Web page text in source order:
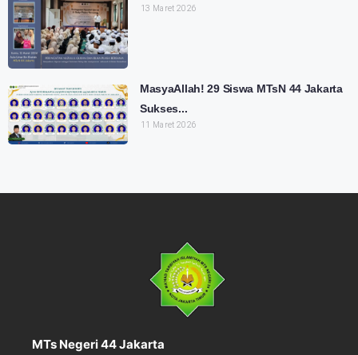
13 Maret 2026
MasyaAllah! 29 Siswa MTsN 44 Jakarta
Sukses...
11 Maret 2026
MTs Negeri 44 Jakarta